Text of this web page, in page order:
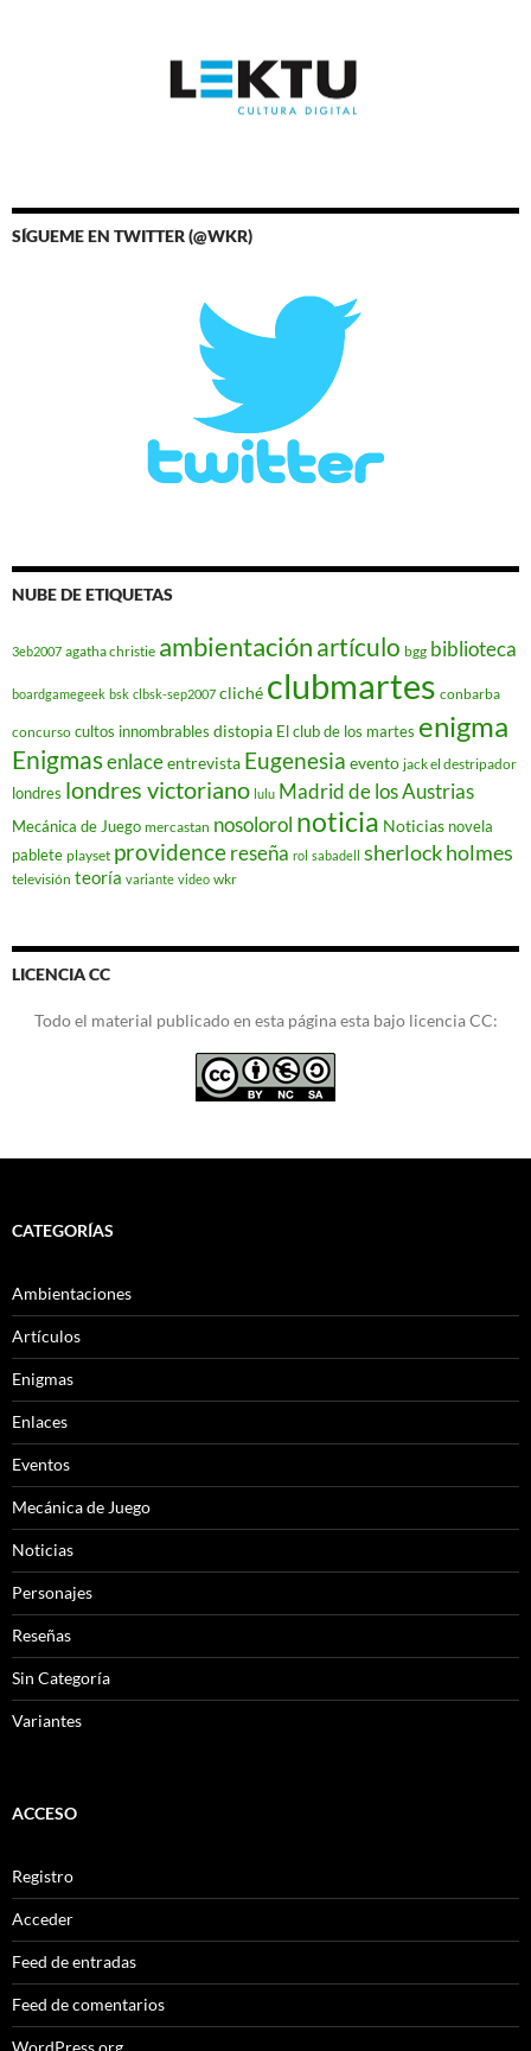
SÍGUEME EN TWITTER (@WKR)
NUBE DE ETIQUETAS
3eb2007 agatha christie ambientación artículo bgg biblioteca
boardgamegeek bsk clbsk-sep2007 cliché clubmartes conbarba
concurso cultos innombrables distopia El club de los martes enigma
Enigmasenlaceentrevista Eugenesia evento jack el destripador
londres londres victoriano lulu Madrid de los Austrias
Mecánica de Juego mercastan nosolorol noticia Noticias novela
pablete playset providencereseña rol sabadell sherlock holmes
televisión teoría variante video wkr
LICENCIA CC
Todo el material publicado en esta página esta bajo licencia CC:
CATEGORÍAS
Ambientaciones
Artículos
Enigmas
Enlaces
Eventos
Mecánica de Juego
Noticias
Personajes
Reseñas
Sin Categoría
Variantes
ACCESO
Registro
Acceder
Feed de entradas
Feed de comentarios